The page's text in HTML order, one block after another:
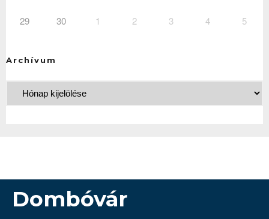
29 30 1 2 3 4 5
Archívum
Dombóvár